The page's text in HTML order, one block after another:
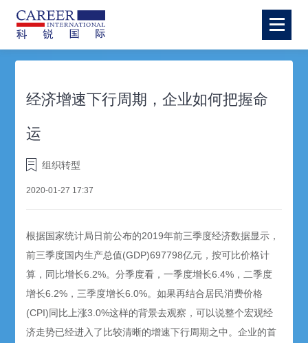
经济增速下行周期，企业如何把握命
运
组织转型
2020-01-27 17:37
根据国家统计局日前公布的2019年前三季度经济数据显示，
前三季度国内生产总值(GDP)697798亿元，按可比价格计
算，同比增长6.2%。分季度看，一季度增长6.4%，二季度
增长6.2%，三季度增长6.0%。如果再结合居民消费价格
(CPI)同比上涨3.0%这样的背景去观察，可以说整个宏观经
济走势已经进入了比较清晰的增速下行周期之中。企业的首